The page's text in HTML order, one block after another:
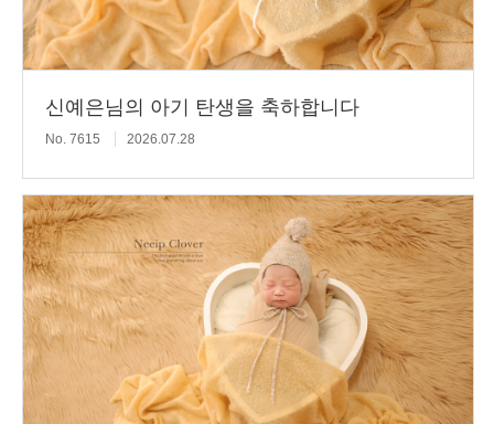
신예은님의 아기 탄생을 축하합니다
No. 7615 2026.07.28